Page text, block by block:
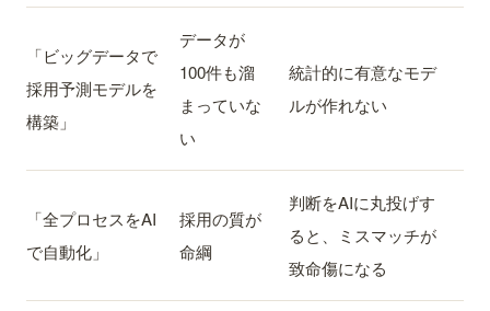
「ビッグデータで
採用予測モデルを
構築」
データが
100件も溜
まっていな
い
統計的に有意なモデ
ルが作れない
「全プロセスをAI
で自動化」
採用の質が
命綱
判断をAIに丸投げす
ると、ミスマッチが
致命傷になる